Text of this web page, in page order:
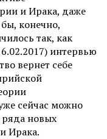
и Ирака, даже
конечно,
так, как
интервью
вернет себе
сейчас можно
новых
Ирака.